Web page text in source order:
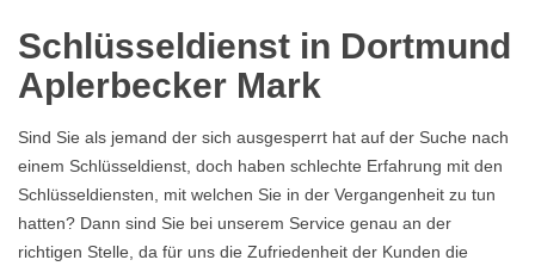
Schlüsseldienst in Dortmund
Aplerbecker Mark
Sind Sie als jemand der sich ausgesperrt hat auf der Suche nach
einem Schlüsseldienst, doch haben schlechte Erfahrung mit den
Schlüsseldiensten, mit welchen Sie in der Vergangenheit zu tun
hatten? Dann sind Sie bei unserem Service genau an der
richtigen Stelle, da für uns die Zufriedenheit der Kunden die